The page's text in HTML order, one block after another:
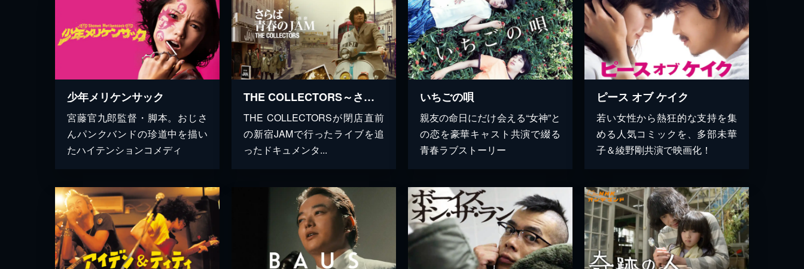
少年メリケンサック
宮藤官九郎監督・脚本。おじさ
んパンクバンドの珍道中を描い
たハイテンションコメディ
THE COLLECTORS～さらば青春の新宿JAM～
THE COLLECTORSが閉店直前
の新宿JAMで行ったライブを追
ったドキュメンタ...
いちごの唄
親友の命日にだけ会える“女神”と
の恋を豪華キャスト共演で綴る
青春ラブストーリー
ピース オブ ケイク
若い女性から熱狂的な支持を集
める人気コミックを、多部未華
子＆綾野剛共演で映画化！